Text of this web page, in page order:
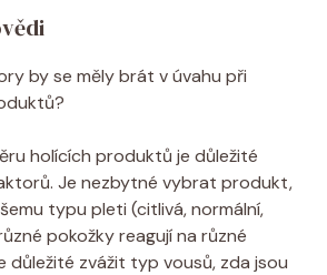
by se měly brát v úvahu při
holících produktů je důležité
Je nezbytné vybrat produkt,
typu pleti (citlivá, normální,
pokožky reagují na různé
důležité zvážit typ vousů, zda jsou